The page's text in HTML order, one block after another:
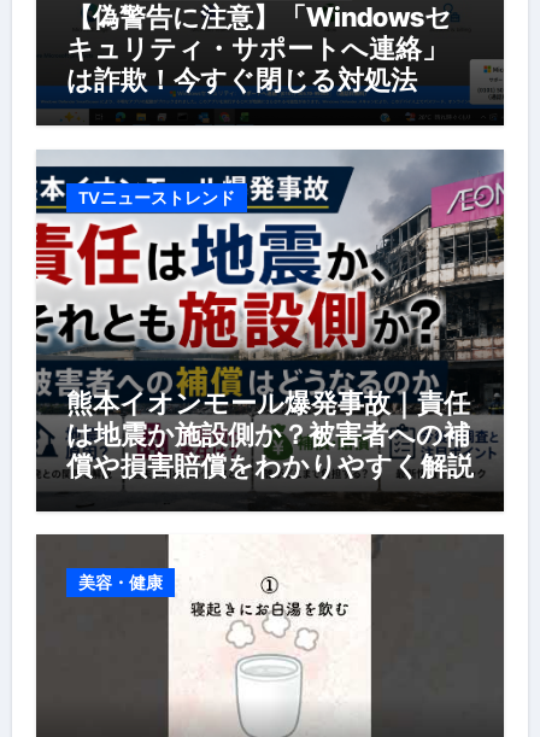
【偽警告に注意】「Windowsセ
キュリティ・サポートへ連絡」
は詐欺！今すぐ閉じる対処法
TVニューストレンド
熊本イオンモール爆発事故｜責任
は地震か施設側か？被害者への補
償や損害賠償をわかりやすく解説
美容・健康